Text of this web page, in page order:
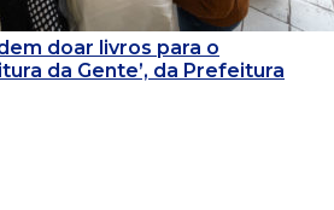
doar livros para o
da Gente’, da Prefeitura